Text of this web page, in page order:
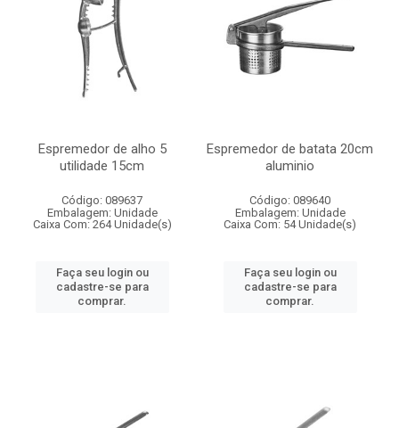
Espremedor de alho 5
utilidade 15cm
Código: 089637
Embalagem: Unidade
Caixa Com: 264 Unidade(s)
Faça seu login ou
cadastre-se para
comprar.
Espremedor de batata 20cm
aluminio
Código: 089640
Embalagem: Unidade
Caixa Com: 54 Unidade(s)
Faça seu login ou
cadastre-se para
comprar.